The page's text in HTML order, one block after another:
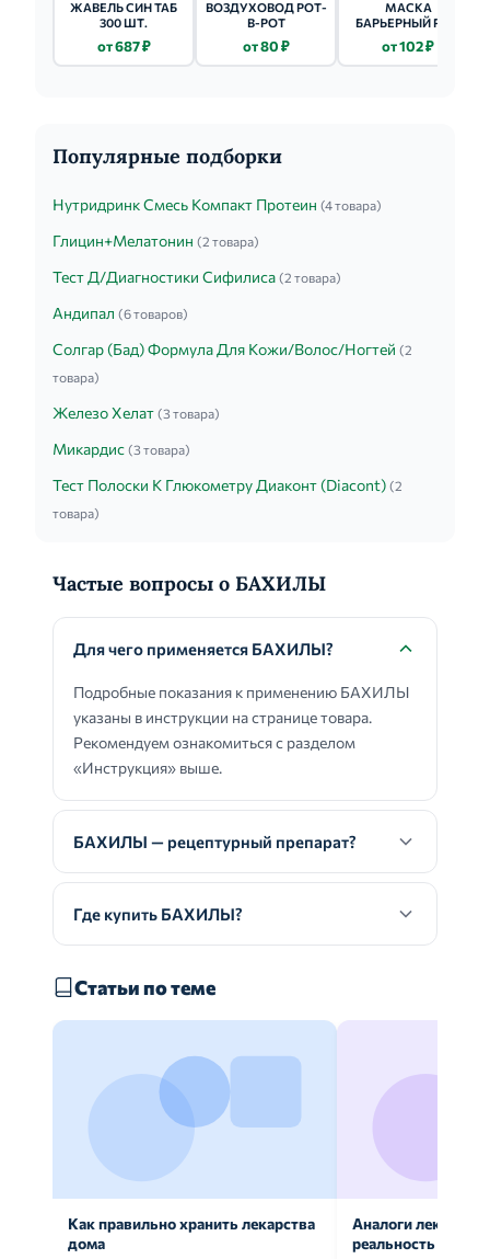
ЖАВЕЛЬ СИН ТАБ
300 ШТ.
от 687 ₽
ВОЗДУХОВОД РОТ-
В-РОТ
от 80 ₽
МАСКА
БАРЬЕРНЫЙ РИФ
от 102 ₽
Популярные подборки
Нутридринк Смесь Компакт Протеин (4 товара)
Глицин+Мелатонин (2 товара)
Тест Д/Диагностики Сифилиса (2 товара)
Андипал (6 товаров)
Солгар (Бад) Формула Для Кожи/Волос/Ногтей (2
товара)
Железо Хелат (3 товара)
Микардис (3 товара)
Тест Полоски К Глюкометру Диаконт (Diacont) (2
товара)
Частые вопросы о БАХИЛЫ
Для чего применяется БАХИЛЫ?
Подробные показания к применению БАХИЛЫ
указаны в инструкции на странице товара.
Рекомендуем ознакомиться с разделом
«Инструкция» выше.
БАХИЛЫ — рецептурный препарат?
Где купить БАХИЛЫ?
Статьи по теме
Как правильно хранить лекарства
дома
Аналоги
реальность